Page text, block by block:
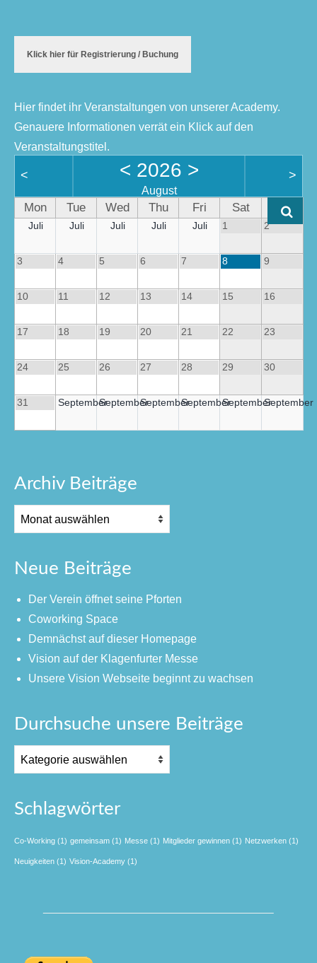
Klick hier für Registrierung / Buchung
Hier findet ihr Veranstaltungen von unserer Academy.
Genauere Informationen verrät ein Klick auf den
Veranstaltungstitel.
< < 2026 >
August
>
Mon Tue Wed Thu Fri Sat Sun
Juli Juli Juli Juli Juli 1 2
3 4 5 6 7 8 9
10 11 12 13 14 15 16
17 18 19 20 21 22 23
24 25 26 27 28 29 30
31 SeptemberSeptemberSeptemberSeptemberSeptemberSeptember
Archiv Beiträge
Neue Beiträge
Der Verein öffnet seine Pforten
Coworking Space
Demnächst auf dieser Homepage
Vision auf der Klagenfurter Messe
Unsere Vision Webseite beginnt zu wachsen
Durchsuche unsere Beiträge
Schlagwörter
Co-Working (1) gemeinsam (1) Messe (1) Mitglieder gewinnen (1) Netzwerken (1)
Neuigkeiten (1) Vision-Academy (1)